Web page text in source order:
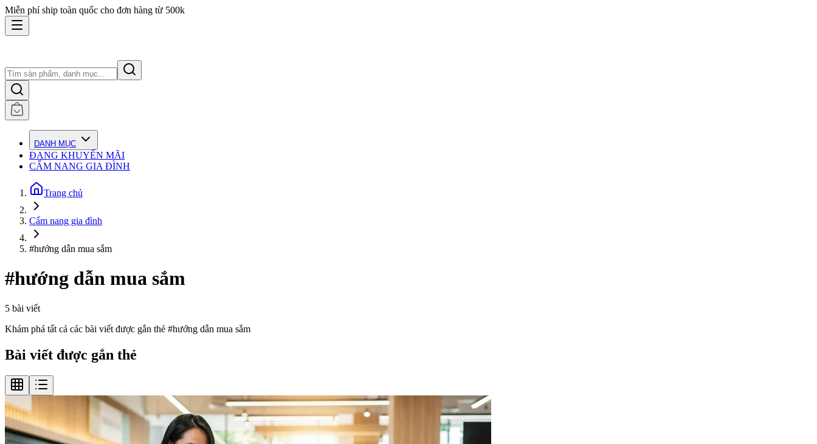
Miễn phí ship toàn quốc cho đơn hàng từ 500k
DANH MỤC
ĐANG KHUYẾN MÃI
CẨM NANG GIA ĐÌNH
Trang chủ
Cẩm nang gia đình
#hướng dẫn mua sắm
#hướng dẫn mua sắm
5 bài viết
Khám phá tất cả các bài viết được gắn thẻ #hướng dẫn mua sắm
Bài viết được gắn thẻ